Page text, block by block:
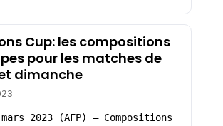
Cup: les compositions
pour les matches de
dimanche
2023 (AFP) – Compositions